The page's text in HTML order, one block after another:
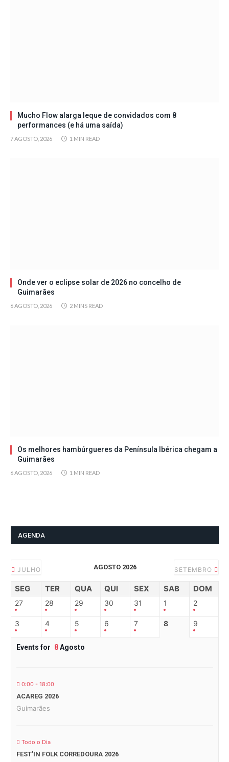
Mucho Flow alarga leque de convidados com 8
performances (e há uma saída)
7 AGOSTO, 2026 1 MIN READ
Onde ver o eclipse solar de 2026 no concelho de
Guimarães
6 AGOSTO, 2026 2 MINS READ
Os melhores hambúrgueres da Península Ibérica chegam a
Guimarães
6 AGOSTO, 2026 1 MIN READ
AGENDA
JULHO AGOSTO 2026 SETEMBRO
SEG TER QUA QUI SEX SAB DOM
27 28 29 30 31 1 2
3 4 5 6 7 8 9
Events for 8Agosto
0:00 - 18:00
ACAREG 2026
Guimarães
Todo o Dia
FEST’IN FOLK CORREDOURA 2026